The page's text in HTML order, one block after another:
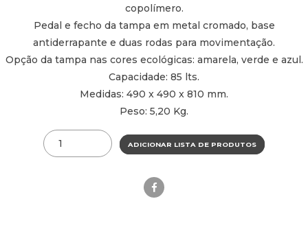
copolímero.
Pedal e fecho da tampa em metal cromado, base
antiderrapante e duas rodas para movimentação.
Opção da tampa nas cores ecológicas: amarela, verde e azul.
Capacidade: 85 lts.
Medidas: 490 x 490 x 810 mm.
Peso: 5,20 Kg.
Quantity
ADICIONAR LISTA DE PRODUTOS